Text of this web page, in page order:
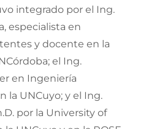
integrado por el Ing.
especialista en
y docente en la
el Ing.
en Ingeniería
la UNCuyo; y el Ing.
por la University of